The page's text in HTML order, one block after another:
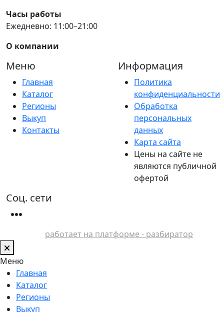
Часы работы
Ежедневно: 11:00–21:00
О компании
Меню
Главная
Каталог
Регионы
Выкуп
Контакты
Информация
Политика
конфиденциальности
Обработка
персональных
данных
Карта сайта
Цены на сайте не
являются публичной
офертой
Соц. сети
работает на платформе - разбиратор
Меню
Главная
Каталог
Регионы
Выкуп